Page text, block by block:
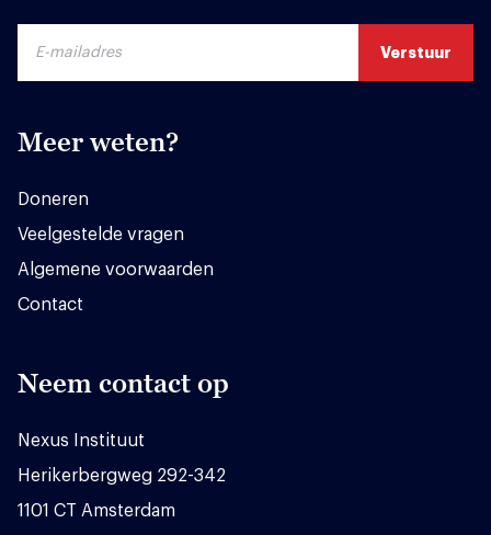
Meer weten?
Doneren
Veelgestelde vragen
Algemene voorwaarden
Contact
Neem contact op
Nexus Instituut
Herikerbergweg 292-342
1101 CT Amsterdam